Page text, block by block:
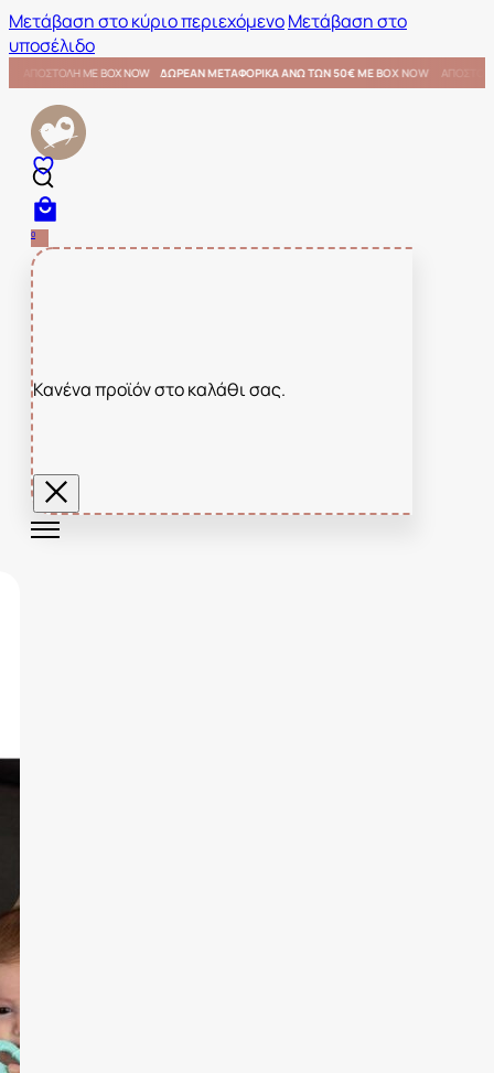
Μετάβαση στο κύριο περιεχόμενοΜετάβαση στο
υποσέλιδο
BOX NOW ΑΠΟΣΤΟΛΗ ΜΕ BOX NOW ΔΩΡΕΑΝ ΜΕΤΑΦΟΡΙΚΑ ΑΝΩ ΤΩΝ 50€ ΜΕ BOX
0
Κανένα προϊόν στο καλάθι σας.